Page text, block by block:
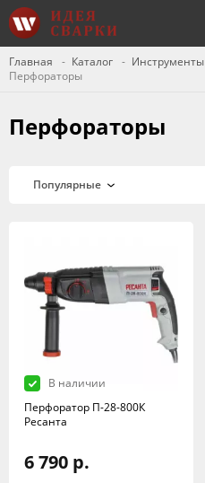
Главная Каталог Инструменты
Перфораторы
Перфораторы
В наличии
Перфоратор П-28-800К
Ресанта
6 790 р.